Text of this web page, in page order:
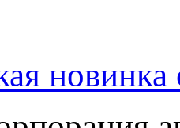
новинка